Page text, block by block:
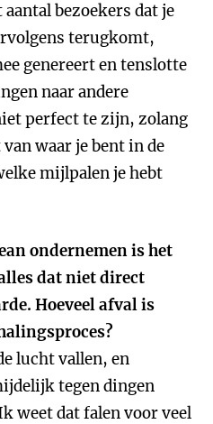
bezoekers dat je
terugkomt,
genereert en tenslotte
naar andere
perfect te zijn, zolang
waar je bent in de
mijlpalen je hebt
ondernemen is het
dat niet direct
Hoeveel afval is
lucht vallen, en
tegen dingen
weet dat falen voor veel